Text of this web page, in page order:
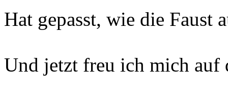
Hat gepasst, wie die Faust
Und jetzt freu ich mich auf